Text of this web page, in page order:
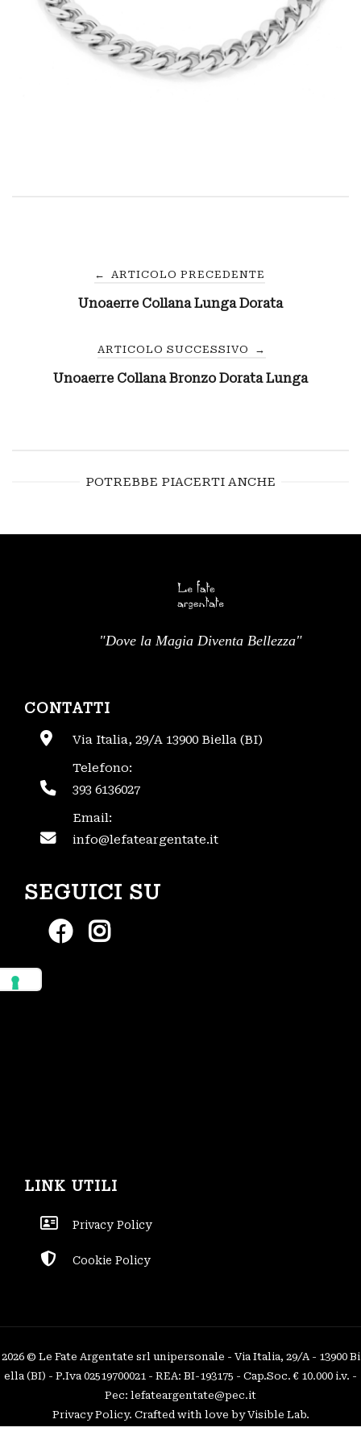
Navigazione
articoli
← ARTICOLO PRECEDENTE
Unoaerre Collana Lunga Dorata
ARTICOLO SUCCESSIVO →
Unoaerre Collana Bronzo Dorata Lunga
POTREBBE PIACERTI ANCHE
"Dove la Magia Diventa Bellezza"
CONTATTI
Via Italia, 29/A 13900 Biella (BI)
Telefono:
393 6136027
Email:
info@lefateargentate.it
SEGUICI SU
LINK UTILI
Privacy Policy
Cookie Policy
2026 © Le Fate Argentate srl unipersonale - Via Italia, 29/A - 13900 Bi
ella (BI) - P.Iva 02519700021 - REA: BI-193175 - Cap.Soc. € 10.000 i.v. -
Pec: lefateargentate@pec.it
Privacy Policy. Crafted with love byVisible Lab.